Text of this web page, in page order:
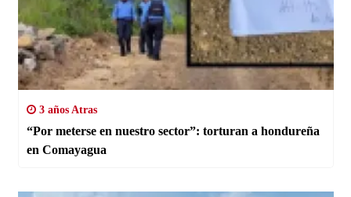
3 años Atras
“Por meterse en nuestro sector”: torturan a hondureña
en Comayagua